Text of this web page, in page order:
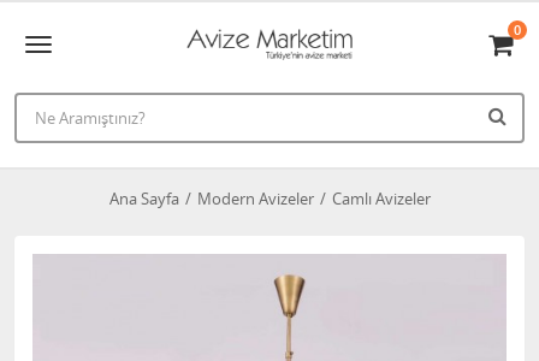
0
Ana Sayfa Modern Avizeler Camlı Avizeler